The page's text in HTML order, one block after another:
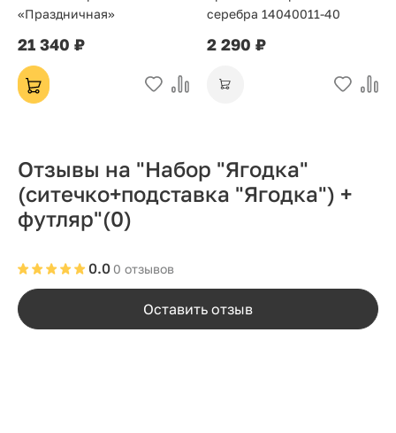
«Праздничная»
21 340 ₽
серебра 14040011-40
2 290 ₽
Отзывы на "Набор "Ягодка"
(ситечко+подставка "Ягодка") +
футляр"(0)
0 отзывов
0.0
Оставить отзыв